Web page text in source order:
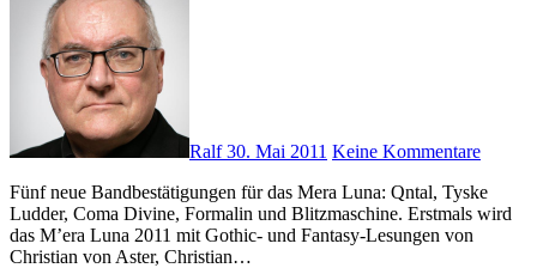
Ralf30. Mai 2011 Keine Kommentare
Fünf neue Bandbestätigungen für das Mera Luna: Qntal, Tyske
Ludder, Coma Divine, Formalin und Blitzmaschine. Erstmals wird
das M’era Luna 2011 mit Gothic- und Fantasy-Lesungen von
Christian von Aster, Christian…